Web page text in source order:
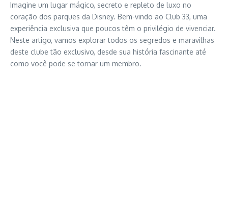
Imagine um lugar mágico, secreto e repleto de luxo no
coração dos parques da Disney. Bem-vindo ao Club 33, uma
experiência exclusiva que poucos têm o privilégio de vivenciar.
Neste artigo, vamos explorar todos os segredos e maravilhas
deste clube tão exclusivo, desde sua história fascinante até
como você pode se tornar um membro.